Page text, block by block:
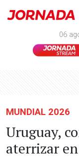
06
MUNDIAL 2026
Uruguay,
aterrizar